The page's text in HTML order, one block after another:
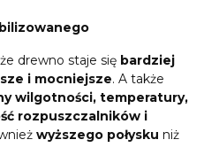
drewno staje się bardziej
i mocniejsze. A także
wilgotności, temperatury,
rozpuszczalników i
wyższego połysku niż